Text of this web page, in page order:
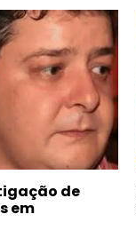
de
em